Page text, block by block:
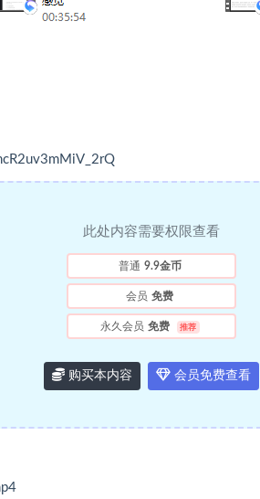
此处内容需要权限查看
普通 9.9金币
会员 免费
永久会员 免费 推荐
购买本内容 会员免费查看